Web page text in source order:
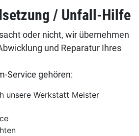
/ Unfall-Hilfe
oder nicht, wir übernehmen
und Reparatur Ihres
Service gehören:
unsere Werkstatt Meister